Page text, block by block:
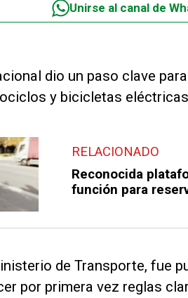
Unirse al canal de
dio un paso clave
y bicicletas
RELACIONADO
Reconocida
función para
de Transporte, fue
por primera vez reglas